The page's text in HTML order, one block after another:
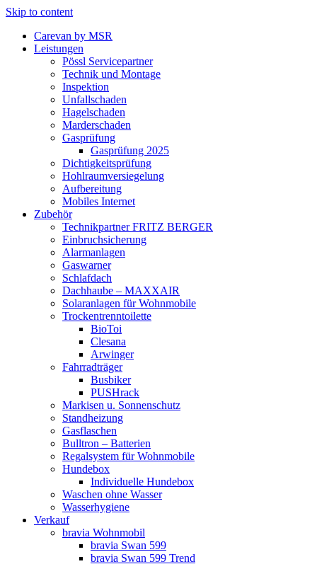
Skip to content
Carevan by MSR
Leistungen
Pössl Servicepartner
Technik und Montage
Inspektion
Unfallschaden
Hagelschaden
Marderschaden
Gasprüfung
Gasprüfung 2025
Dichtigkeitsprüfung
Hohlraumversiegelung
Aufbereitung
Mobiles Internet
Zubehör
Technikpartner FRITZ BERGER
Einbruchsicherung
Alarmanlagen
Gaswarner
Schlafdach
Dachhaube – MAXXAIR
Solaranlagen für Wohnmobile
Trockentrenntoilette
BioToi
Clesana
Arwinger
Fahrradträger
Busbiker
PUSHrack
Markisen u. Sonnenschutz
Standheizung
Gasflaschen
Bulltron – Batterien
Regalsystem für Wohnmobile
Hundebox
Individuelle Hundebox
Waschen ohne Wasser
Wasserhygiene
Verkauf
bravia Wohnmobil
bravia Swan 599
bravia Swan 599 Trend